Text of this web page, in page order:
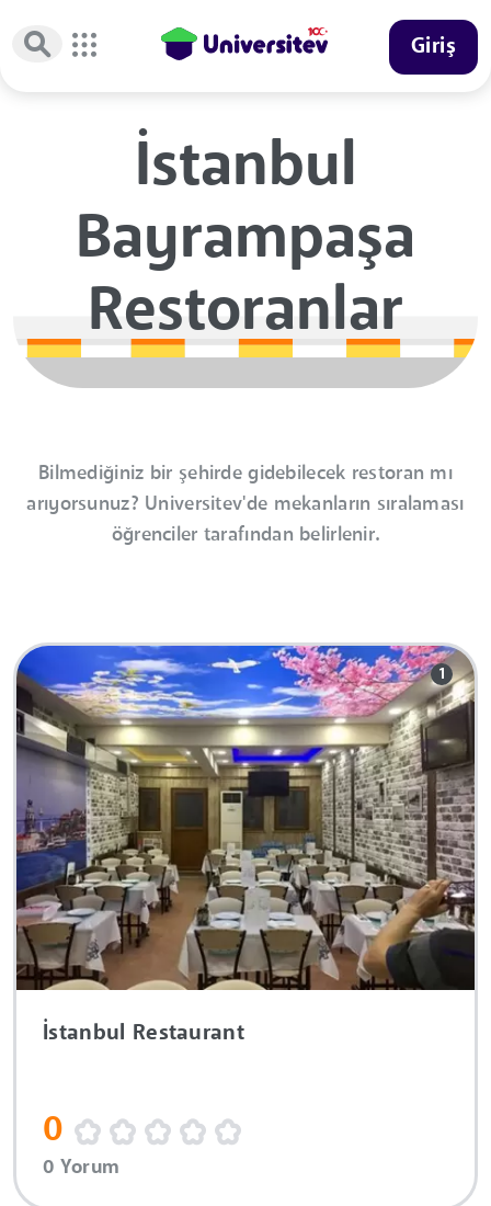
Giriş
İstanbul
Bayrampaşa
Restoranlar
Bilmediğiniz bir şehirde gidebilecek restoran mı
arıyorsunuz? Universitev'de mekanların sıralaması
öğrenciler tarafından belirlenir.
1
İstanbul Restaurant
0
0 Yorum